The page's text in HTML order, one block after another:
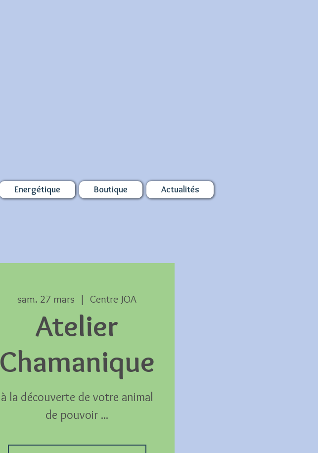
sam. 27 mars
  |
Centre JOA
Atelier
Chamanique
à la découverte de votre animal
de pouvoir ...
Energétique Boutique Actualités